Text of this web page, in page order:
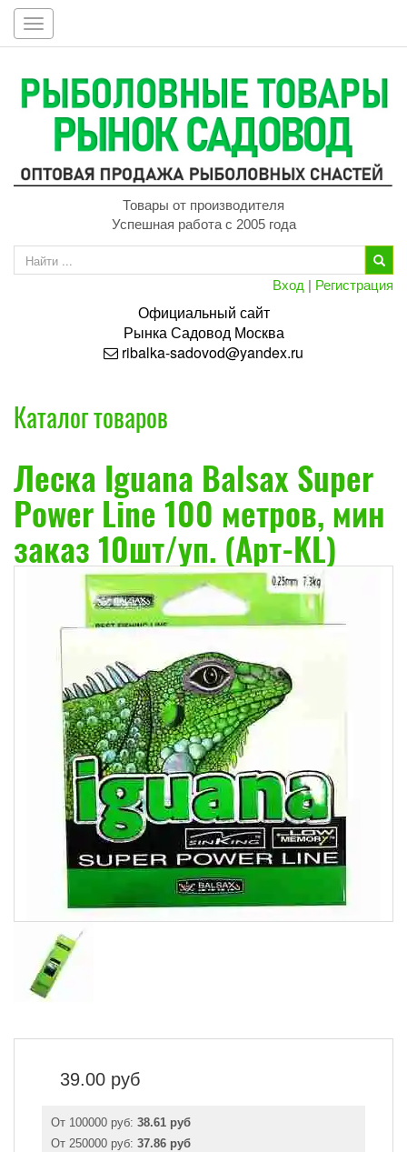
Toggle
navigation
Товары от производителя
Успешная работа с 2005 года
Вход | Регистрация
Официальный сайт
РынкаСадовод Москва
ribalka-sadovod@yandex.ru
Каталог товаров
Леска Iguana Balsax Super
Power Line 100 метров, мин
заказ 10шт/уп. (Арт-KL)
39.00 руб
От 100000 руб: 38.61 руб
От 250000 руб: 37.86 руб